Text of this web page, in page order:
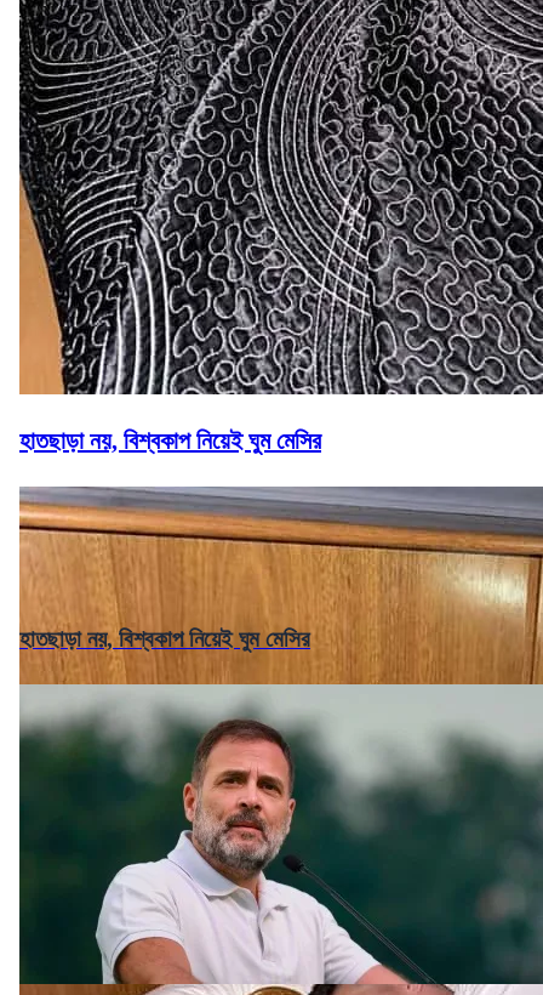
হাতছাড়া নয়, বিশ্বকাপ নিয়েই ঘুম মেসির
হাতছাড়া নয়, বিশ্বকাপ নিয়েই ঘুম মেসির